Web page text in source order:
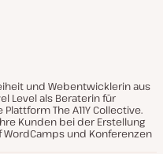
und Webentwicklerin aus
Level als Beraterin für
The A11Y Collective.
Kunden bei der Erstellung
und Konferenzen